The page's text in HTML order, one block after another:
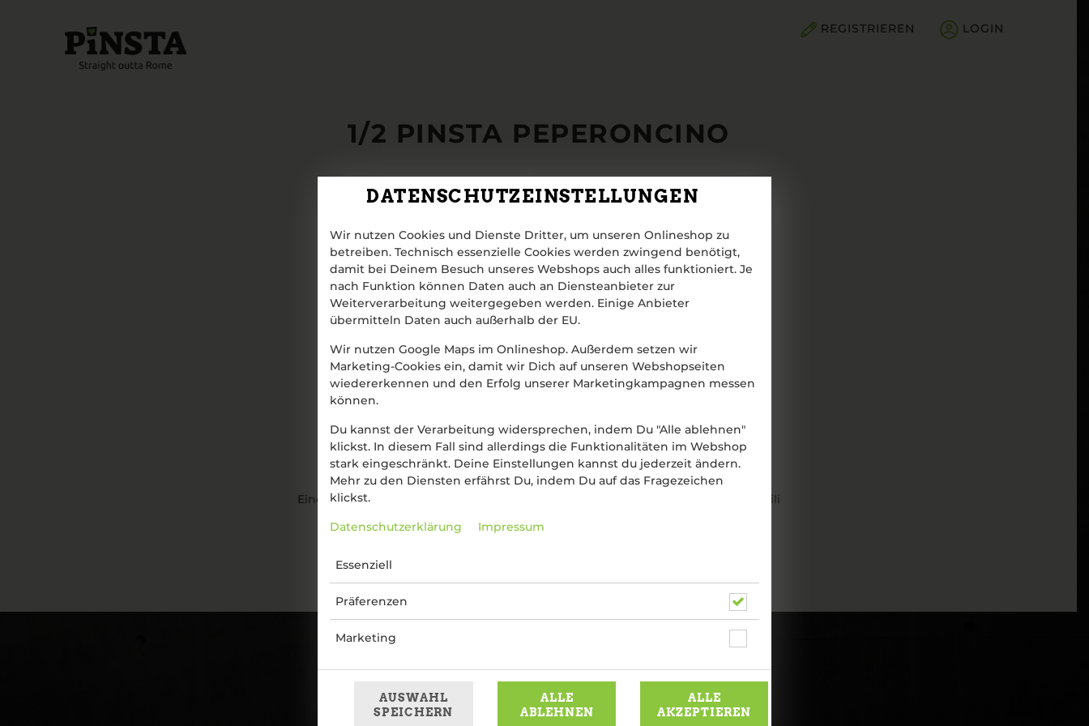
DATENSCHUTZEINSTELLUNGEN
Wir nutzen Cookies und Dienste Dritter, um unseren Onlineshop zu
betreiben. Technisch essenzielle Cookies werden zwingend benötigt,
damit bei Deinem Besuch unseres Webshops auch alles funktioniert. Je
nach Funktion können Daten auch an Diensteanbieter zur
Weiterverarbeitung weitergegeben werden. Einige Anbieter
übermitteln Daten auch außerhalb der EU.
Wir nutzen Google Maps im Onlineshop. Außerdem setzen wir
Marketing-Cookies ein, damit wir Dich auf unseren Webshopseiten
wiedererkennen und den Erfolg unserer Marketingkampagnen messen
können.
Du kannst der Verarbeitung widersprechen, indem Du "Alle ablehnen"
klickst. In diesem Fall sind allerdings die Funktionalitäten im Webshop
stark eingeschränkt. Deine Einstellungen kannst du jederzeit ändern.
Mehr zu den Diensten erfährst Du, indem Du auf das Fragezeichen
klickst.
Datenschutzerklärung Impressum
Essenziell
Präferenzen
Marketing
AUSWAHL
SPEICHERN
ALLE
ABLEHNEN
ALLE
AKZEPTIEREN
REGISTRIEREN LOGIN
1/2 PINSTA PEPERONCINO
Eine halbe PiNSTA mit Tomatensugo, Mozzarella, scharfer Salami, Paprika und Chili